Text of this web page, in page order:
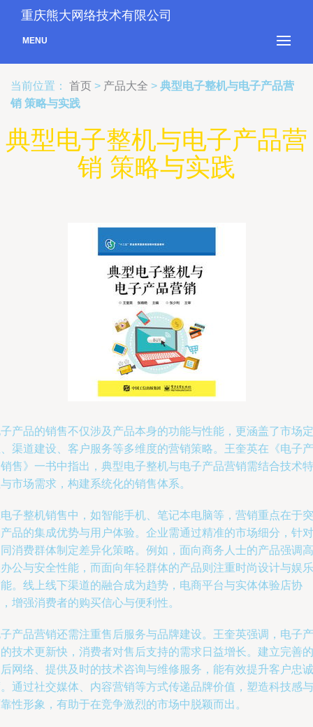
重庆熊大网络技术有限公司
MENU
当前位置： 首页 > 产品大全 > 典型电子整机与电子产品营
销 策略与实践
典型电子整机与电子产品营
销 策略与实践
产品的销售不仅涉及产品本身的功能与性能，更涵盖了市场定
渠道建设、客户服务等多维度的营销策略。王奎英在《电子产
售》一书中指出，典型电子整机与电子产品营销需结合技术特
市场需求，构建系统化的销售体系。
子整机销售中，如智能手机、笔记本电脑等，营销重点在于突
品的集成优势与用户体验。企业需通过精准的市场细分，针对
消费群体制定差异化策略。例如，面向商务人士的产品强调高
公与安全性能，而面向年轻群体的产品则注重时尚设计与娱乐
。线上线下渠道的融合成为趋势，电商平台与实体体验店协
增强消费者的购买信心与便利性。
产品营销还需注重售后服务与品牌建设。王奎英强调，电子产
技术更新快，消费者对售后支持的需求日益增长。建立完善的
网络、提供及时的技术咨询与维修服务，能有效提升客户忠诚
通过社交媒体、内容营销等方式传递品牌价值，塑造科技感与
性形象，有助于在竞争激烈的市场中脱颖而出。